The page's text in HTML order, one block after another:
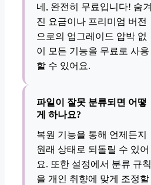
네, 완전히 무료입니다! 숨겨
진 요금이나 프리미엄 버전
으로의 업그레이드 압박 없
이 모든 기능을 무료로 사용
할 수 있어요.
파일이 잘못 분류되면 어떻
게 하나요?
복원 기능을 통해 언제든지
원래 상태로 되돌릴 수 있어
요. 또한 설정에서 분류 규칙
을 개인 취향에 맞게 조정할